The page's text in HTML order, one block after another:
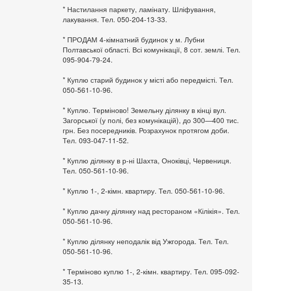
* Настилання паркету, ламінату. Шліфування,
лакування. Тел. 050-204-13-33.
* ПРОДАМ 4-кімнатний будинок у м. Лубни
Полтавської області. Всі комунікації, 8 сот. землі. Тел.
095-904-79-24.
* Куплю старий будинок у місті або передмісті. Тел.
050-561-10-96.
* Куплю. Терміново! Земельну ділянку в кінці вул.
Загорської (у полі, без комунікацій), до 300—400 тис.
грн. Без посередників. Розрахунок протягом доби.
Тел. 093-047-11-52.
* Куплю ділянку в р-ні Шахта, Оноківці, Червениця.
Тел. 050-561-10-96.
* Куплю 1-, 2-кімн. квартиру. Тел. 050-561-10-96.
* Куплю дачну ділянку над рестораном «Кілікія». Тел.
050-561-10-96.
* Куплю ділянку неподалік від Ужгорода. Тел. Тел.
050-561-10-96.
* Терміново куплю 1-, 2-кімн. квартиру. Тел. 095-092-
35-13.